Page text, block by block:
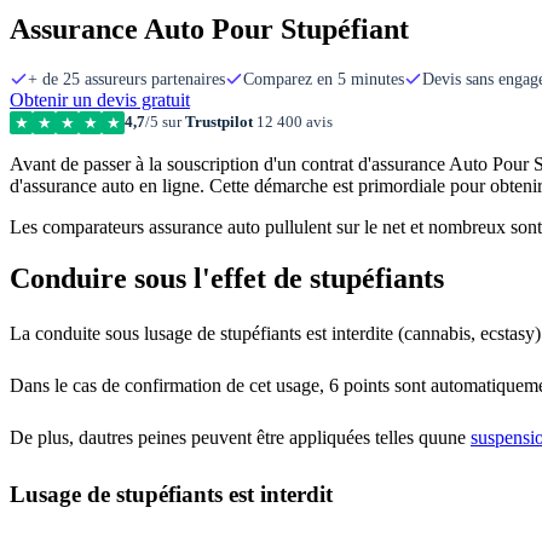
Assurance Auto Pour Stupéfiant
+ de 25 assureurs partenaires Comparez en 5 minutes Devis sans
Obtenir un devis gratuit
★ ★ ★ ★ ★ 4,7/5 surTrustpilot12 400 avis
Avant de passer à la souscription d'un contrat d'assurance Auto
d'assurance auto en ligne. Cette démarche est primordiale pour
Les comparateurs assurance auto pullulent sur le net et nombreux
Conduire sous l'effet de stupéfiants
La conduite sous lusage de stupéfiants est interdite (cannabis,
Dans le cas de confirmation de cet usage, 6 points sont
De plus, dautres peines peuvent être appliquées telles quune
Lusage de stupéfiants est interdit